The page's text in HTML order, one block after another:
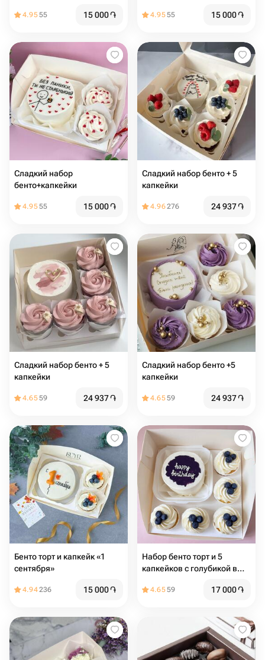
4.9555 15 000֏ 4.9555 15 000֏
Сладкий набор
бенто+капкейки
4.9555 15 000֏
Сладкий набор бенто + 5
капкейки
4.96276 24 937֏
Сладкий набор бенто + 5
капкейки
4.6559 24 937֏
Сладкий набор бенто +5
капкейки
4.6559 24 937֏
Бенто торт и капкейк «1
сентября»
4.94236 15 000֏
Набор бенто торт и 5
капкейков с голубикой в
4.6559 17 000֏